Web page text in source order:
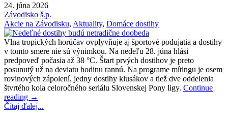
24. júna 2026
Závodisko š.p.
Akcie na Závodisku, Aktuality, Domáce dostihy
Vlna tropických horúčav ovplyvňuje aj športové podujatia a dostihy
v tomto smere nie sú výnimkou. Na nedeľu 28. júna hlási
predpoveď počasia až 38 °C. Štart prvých dostihov je preto
posunutý už na deviatu hodinu rannú. Na programe mítingu je osem
rovinových zápolení, jedny dostihy klusákov a tiež dve oddelenia
štvrtého kola celoročného seriálu Slovenskej Pony ligy. Continue
reading →
Čítaj ďalej...